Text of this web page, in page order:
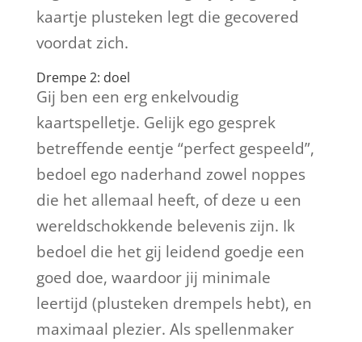
kaartje plusteken legt die gecovered
voordat zich.
Drempe 2: doel
Gij ben een erg enkelvoudig
kaartspelletje. Gelijk ego gesprek
betreffende eentje “perfect gespeeld”,
bedoel ego naderhand zowel noppes
die het allemaal heeft, of deze u een
wereldschokkende belevenis zijn. Ik
bedoel die het gij leidend goedje een
goed doe, waardoor jij minimale
leertijd (plusteken drempels hebt), en
maximaal plezier. Als spellenmaker